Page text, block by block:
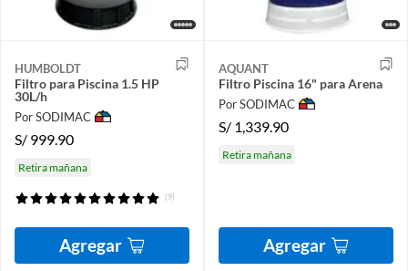
HUMBOLDT
Filtro para Piscina 1.5 HP
30L/h
Por SODIMAC
S/ 999.90
Retira mañana
(9)
Agregar
AQUANT
Filtro Piscina 16" para Arena
Por SODIMAC
S/ 1,339.90
Retira mañana
Agregar